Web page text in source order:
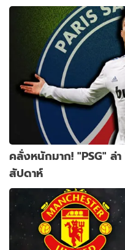
คลั่งหนักมาก! "PSG" ล่
สัปดาห์